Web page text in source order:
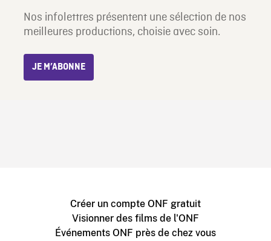
Nos infolettres présentent une sélection de nos
meilleures productions, choisie avec soin.
JE M’ABONNE
Créer un compte ONF gratuit
Visionner des films de l'ONF
Événements ONF près de chez vous